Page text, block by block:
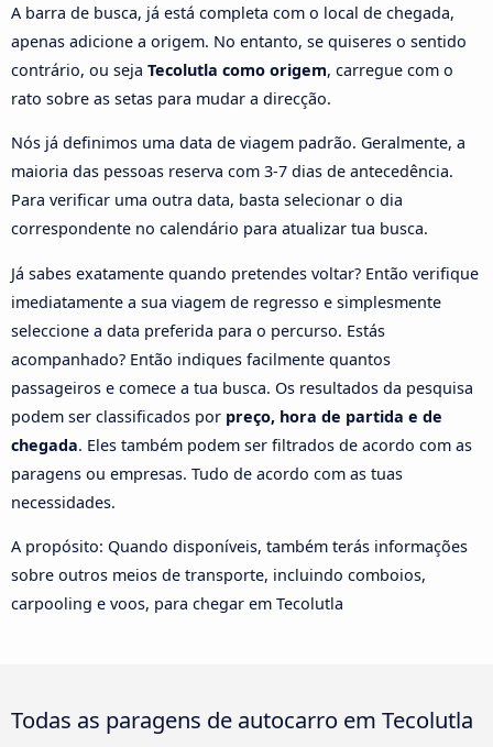
A barra de busca, já está completa com o local de chegada,
apenas adicione a origem. No entanto, se quiseres o sentido
contrário, ou seja Tecolutla como origem, carregue com o
rato sobre as setas para mudar a direcção.
Nós já definimos uma data de viagem padrão. Geralmente, a
maioria das pessoas reserva com 3-7 dias de antecedência.
Para verificar uma outra data, basta selecionar o dia
correspondente no calendário para atualizar tua busca.
Já sabes exatamente quando pretendes voltar? Então verifique
imediatamente a sua viagem de regresso e simplesmente
seleccione a data preferida para o percurso. Estás
acompanhado? Então indiques facilmente quantos
passageiros e comece a tua busca. Os resultados da pesquisa
podem ser classificados por preço, hora de partida e de
chegada. Eles também podem ser filtrados de acordo com as
paragens ou empresas. Tudo de acordo com as tuas
necessidades.
A propósito: Quando disponíveis, também terás informações
sobre outros meios de transporte, incluindo comboios,
carpooling e voos, para chegar em Tecolutla
Todas as paragens de autocarro em Tecolutla